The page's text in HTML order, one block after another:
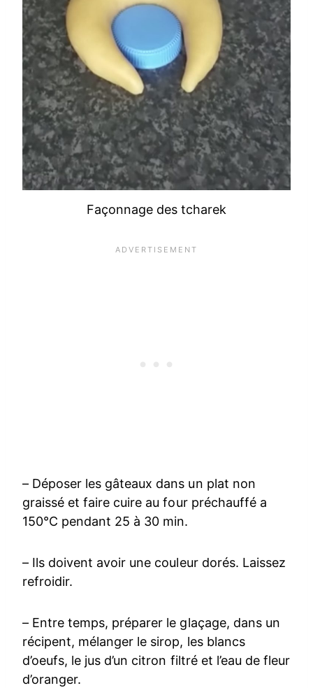
Façonnage des tcharek
– Déposer les gâteaux dans un plat non
graissé et faire cuire au four préchauffé a
150°C pendant 25 à 30 min.
– Ils doivent avoir une couleur dorés. Laissez
refroidir.
– Entre temps, préparer le glaçage, dans un
récipent, mélanger le sirop, les blancs
d’oeufs, le jus d’un citron filtré et l’eau de fleur
d’oranger.